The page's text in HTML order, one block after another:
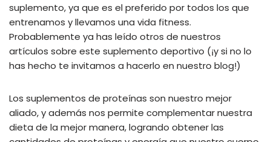
suplemento, ya que es el preferido por todos los que
entrenamos y llevamos una vida fitness.
Probablemente ya has leído otros de nuestros
artículos sobre este suplemento deportivo (¡y si no lo
has hecho te invitamos a hacerlo en nuestro blog!)
Los suplementos de proteínas son nuestro mejor
aliado, y además nos permite complementar nuestra
dieta de la mejor manera, logrando obtener las